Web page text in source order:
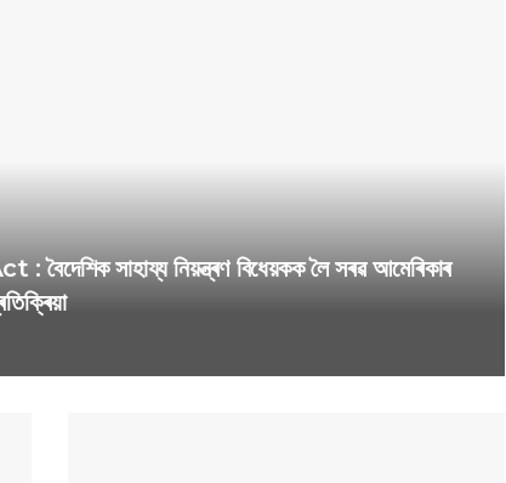
সাহায্য নিয়ন্ত্ৰণ বিধেয়কক লৈ সৰৱ আমেৰিকাৰ